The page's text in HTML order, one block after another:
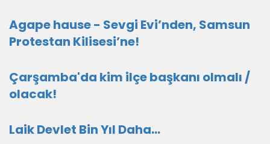
Agape hause - Sevgi Evi’nden, Samsun
Protestan Kilisesi’ne!
Çarşamba'da kim ilçe başkanı olmalı /
olacak!
Laik Devlet Bin Yıl Daha…